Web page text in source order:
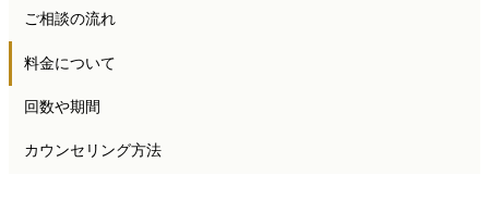
ご相談の流れ
料金について
回数や期間
カウンセリング方法